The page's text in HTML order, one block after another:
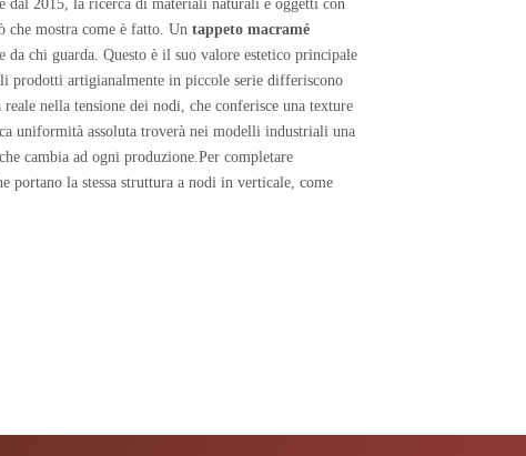
dal 2015, la ricerca di materiali naturali e oggetti con
che mostra come è fatto. Untappeto macramé
chi guarda. Questo è il suo valore estetico principale
prodotti artigianalmente in piccole serie differiscono
nella tensione dei nodi, che conferisce una texture
uniformità assoluta troverà nei modelli industriali una
cambia ad ogni produzione.Per completare
portano la stessa struttura a nodi in verticale, come